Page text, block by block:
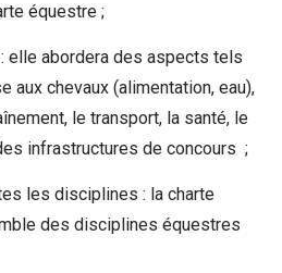
équestre ;
elle abordera des aspects tels
aux chevaux (alimentation, eau),
le transport, la santé, le
infrastructures de concours ;
les disciplines : la charte
des disciplines équestres